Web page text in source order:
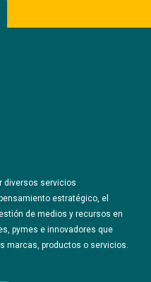
diversos servicios
estratégico, el
de medios y recursos en
pymes e innovadores que
marcas, productos o servicios.